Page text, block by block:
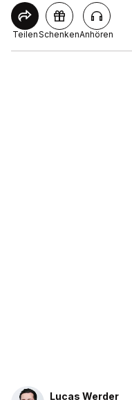
TeilenSchenkenAnhören
Lucas Werder